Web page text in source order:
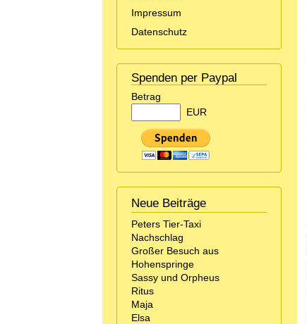
Impressum
Datenschutz
Spenden per Paypal
Betrag
EUR
Neue Beiträge
Peters Tier-Taxi
Nachschlag
Großer Besuch aus
Hohenspringe
Sassy und Orpheus
Ritus
Maja
Elsa